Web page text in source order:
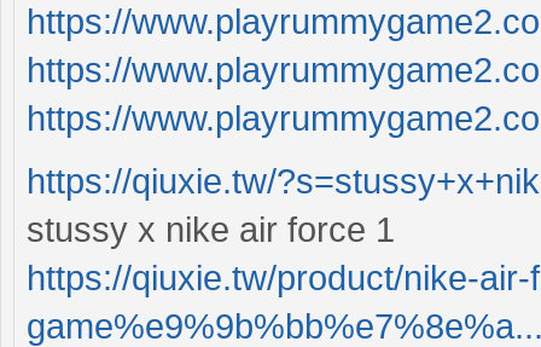
https://
https://
https://
https://qiuxie.tw/
stussy x nike air force 1
https://qiuxie.tw/product/nike-